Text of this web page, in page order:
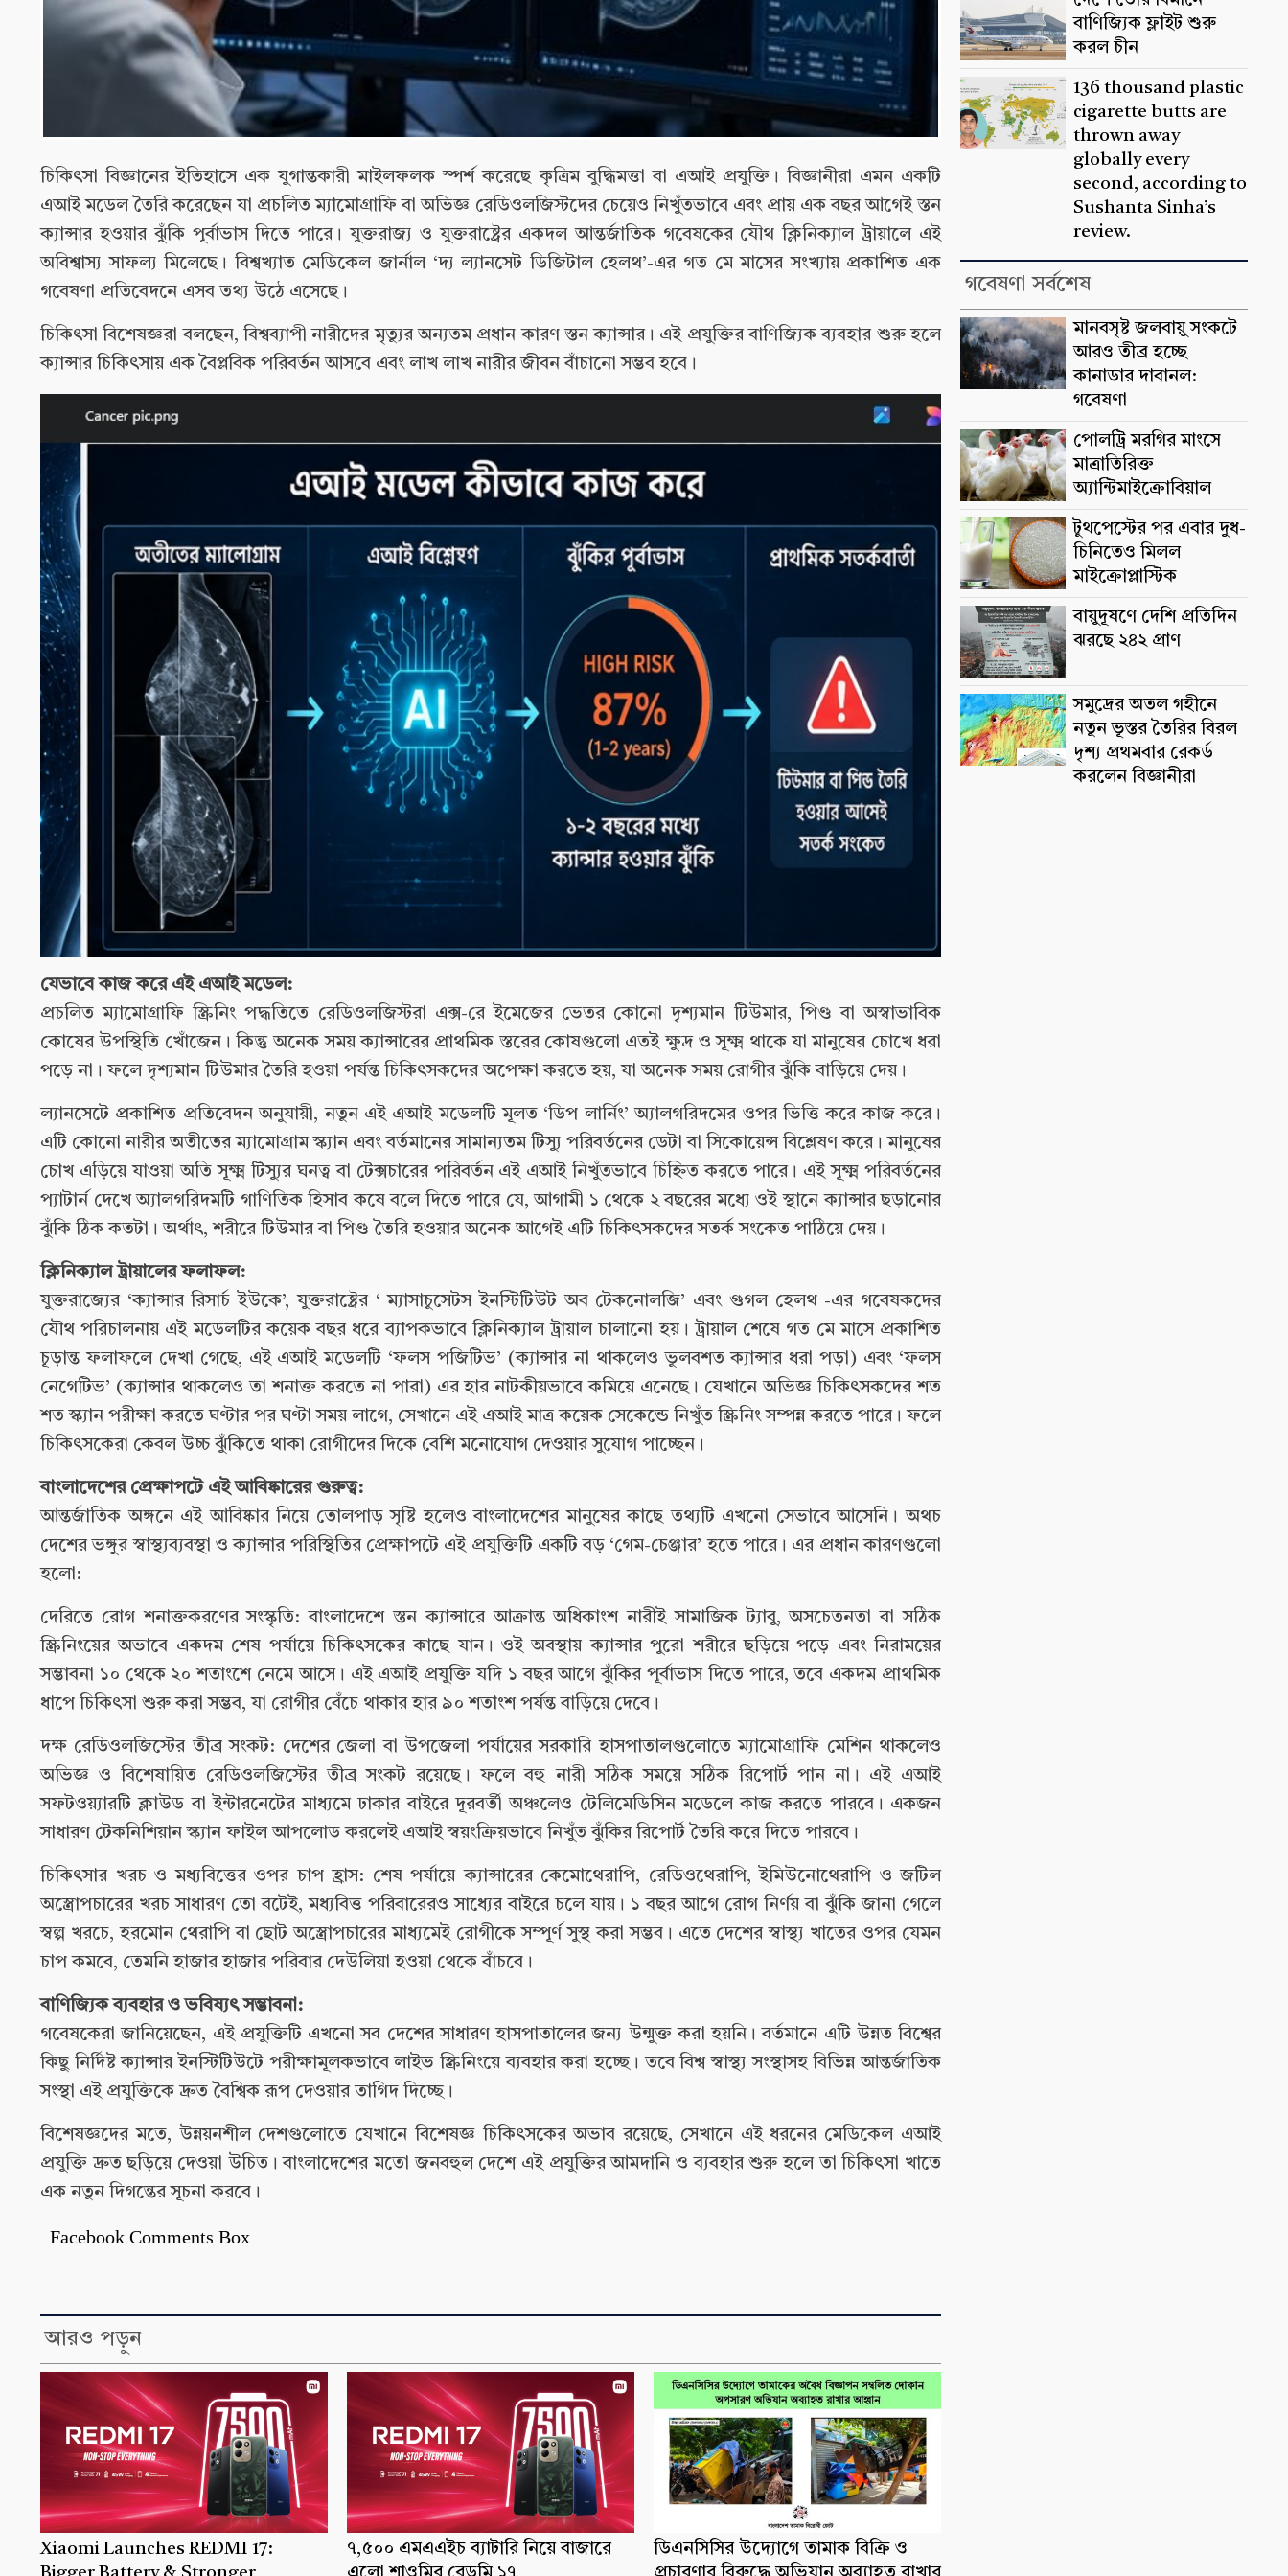
চিকিৎসা বিজ্ঞানের ইতিহাসে এক যুগান্তকারী মাইলফলক স্পর্শ করেছে কৃত্রিম বুদ্ধিমত্তা বা এআই প্রযুক্তি। বিজ্ঞানীরা এমন একটি
এআই মডেল তৈরি করেছেন যা প্রচলিত ম্যামোগ্রাফি বা অভিজ্ঞ রেডিওলজিস্টদের চেয়েও নিখুঁতভাবে এবং প্রায় এক বছর আগেই স্তন
ক্যান্সার হওয়ার ঝুঁকি পূর্বাভাস দিতে পারে। যুক্তরাজ্য ও যুক্তরাষ্ট্রের একদল আন্তর্জাতিক গবেষকের যৌথ ক্লিনিক্যাল ট্রায়ালে এই
অবিশ্বাস্য সাফল্য মিলেছে। বিশ্বখ্যাত মেডিকেল জার্নাল ‘দ্য ল্যানসেট ডিজিটাল হেলথ’-এর গত মে মাসের সংখ্যায় প্রকাশিত এক
গবেষণা প্রতিবেদনে এসব তথ্য উঠে এসেছে।
চিকিৎসা বিশেষজ্ঞরা বলছেন, বিশ্বব্যাপী নারীদের মৃত্যুর অন্যতম প্রধান কারণ স্তন ক্যান্সার। এই প্রযুক্তির বাণিজ্যিক ব্যবহার শুরু হলে
ক্যান্সার চিকিৎসায় এক বৈপ্লবিক পরিবর্তন আসবে এবং লাখ লাখ নারীর জীবন বাঁচানো সম্ভব হবে।
যেভাবে কাজ করে এই এআই মডেল:
প্রচলিত ম্যামোগ্রাফি স্ক্রিনিং পদ্ধতিতে রেডিওলজিস্টরা এক্স-রে ইমেজের ভেতর কোনো দৃশ্যমান টিউমার, পিণ্ড বা অস্বাভাবিক
কোষের উপস্থিতি খোঁজেন। কিন্তু অনেক সময় ক্যান্সারের প্রাথমিক স্তরের কোষগুলো এতই ক্ষুদ্র ও সূক্ষ্ম থাকে যা মানুষের চোখে ধরা
পড়ে না। ফলে দৃশ্যমান টিউমার তৈরি হওয়া পর্যন্ত চিকিৎসকদের অপেক্ষা করতে হয়, যা অনেক সময় রোগীর ঝুঁকি বাড়িয়ে দেয়।
ল্যানসেটে প্রকাশিত প্রতিবেদন অনুযায়ী, নতুন এই এআই মডেলটি মূলত ‘ডিপ লার্নিং’ অ্যালগরিদমের ওপর ভিত্তি করে কাজ করে।
এটি কোনো নারীর অতীতের ম্যামোগ্রাম স্ক্যান এবং বর্তমানের সামান্যতম টিস্যু পরিবর্তনের ডেটা বা সিকোয়েন্স বিশ্লেষণ করে। মানুষের
চোখ এড়িয়ে যাওয়া অতি সূক্ষ্ম টিস্যুর ঘনত্ব বা টেক্সচারের পরিবর্তন এই এআই নিখুঁতভাবে চিহ্নিত করতে পারে। এই সূক্ষ্ম পরিবর্তনের
প্যাটার্ন দেখে অ্যালগরিদমটি গাণিতিক হিসাব কষে বলে দিতে পারে যে, আগামী ১ থেকে ২ বছরের মধ্যে ওই স্থানে ক্যান্সার ছড়ানোর
ঝুঁকি ঠিক কতটা। অর্থাৎ, শরীরে টিউমার বা পিণ্ড তৈরি হওয়ার অনেক আগেই এটি চিকিৎসকদের সতর্ক সংকেত পাঠিয়ে দেয়।
ক্লিনিক্যাল ট্রায়ালের ফলাফল:
যুক্তরাজ্যের ‘ক্যান্সার রিসার্চ ইউকে’, যুক্তরাষ্ট্রের ‘ ম্যাসাচুসেটস ইনস্টিটিউট অব টেকনোলজি’ এবং গুগল হেলথ -এর গবেষকদের
যৌথ পরিচালনায় এই মডেলটির কয়েক বছর ধরে ব্যাপকভাবে ক্লিনিক্যাল ট্রায়াল চালানো হয়। ট্রায়াল শেষে গত মে মাসে প্রকাশিত
চূড়ান্ত ফলাফলে দেখা গেছে, এই এআই মডেলটি ‘ফলস পজিটিভ’ (ক্যান্সার না থাকলেও ভুলবশত ক্যান্সার ধরা পড়া) এবং ‘ফলস
নেগেটিভ’ (ক্যান্সার থাকলেও তা শনাক্ত করতে না পারা) এর হার নাটকীয়ভাবে কমিয়ে এনেছে। যেখানে অভিজ্ঞ চিকিৎসকদের শত
শত স্ক্যান পরীক্ষা করতে ঘণ্টার পর ঘণ্টা সময় লাগে, সেখানে এই এআই মাত্র কয়েক সেকেন্ডে নিখুঁত স্ক্রিনিং সম্পন্ন করতে পারে। ফলে
চিকিৎসকেরা কেবল উচ্চ ঝুঁকিতে থাকা রোগীদের দিকে বেশি মনোযোগ দেওয়ার সুযোগ পাচ্ছেন।
বাংলাদেশের প্রেক্ষাপটে এই আবিষ্কারের গুরুত্ব:
আন্তর্জাতিক অঙ্গনে এই আবিষ্কার নিয়ে তোলপাড় সৃষ্টি হলেও বাংলাদেশের মানুষের কাছে তথ্যটি এখনো সেভাবে আসেনি। অথচ
দেশের ভঙ্গুর স্বাস্থ্যব্যবস্থা ও ক্যান্সার পরিস্থিতির প্রেক্ষাপটে এই প্রযুক্তিটি একটি বড় ‘গেম-চেঞ্জার’ হতে পারে। এর প্রধান কারণগুলো
হলো:
দেরিতে রোগ শনাক্তকরণের সংস্কৃতি: বাংলাদেশে স্তন ক্যান্সারে আক্রান্ত অধিকাংশ নারীই সামাজিক ট্যাবু, অসচেতনতা বা সঠিক
স্ক্রিনিংয়ের অভাবে একদম শেষ পর্যায়ে চিকিৎসকের কাছে যান। ওই অবস্থায় ক্যান্সার পুরো শরীরে ছড়িয়ে পড়ে এবং নিরাময়ের
সম্ভাবনা ১০ থেকে ২০ শতাংশে নেমে আসে। এই এআই প্রযুক্তি যদি ১ বছর আগে ঝুঁকির পূর্বাভাস দিতে পারে, তবে একদম প্রাথমিক
ধাপে চিকিৎসা শুরু করা সম্ভব, যা রোগীর বেঁচে থাকার হার ৯০ শতাংশ পর্যন্ত বাড়িয়ে দেবে।
দক্ষ রেডিওলজিস্টের তীব্র সংকট: দেশের জেলা বা উপজেলা পর্যায়ের সরকারি হাসপাতালগুলোতে ম্যামোগ্রাফি মেশিন থাকলেও
অভিজ্ঞ ও বিশেষায়িত রেডিওলজিস্টের তীব্র সংকট রয়েছে। ফলে বহু নারী সঠিক সময়ে সঠিক রিপোর্ট পান না। এই এআই
সফটওয়্যারটি ক্লাউড বা ইন্টারনেটের মাধ্যমে ঢাকার বাইরে দূরবর্তী অঞ্চলেও টেলিমেডিসিন মডেলে কাজ করতে পারবে। একজন
সাধারণ টেকনিশিয়ান স্ক্যান ফাইল আপলোড করলেই এআই স্বয়ংক্রিয়ভাবে নিখুঁত ঝুঁকির রিপোর্ট তৈরি করে দিতে পারবে।
চিকিৎসার খরচ ও মধ্যবিত্তের ওপর চাপ হ্রাস: শেষ পর্যায়ে ক্যান্সারের কেমোথেরাপি, রেডিওথেরাপি, ইমিউনোথেরাপি ও জটিল
অস্ত্রোপচারের খরচ সাধারণ তো বটেই, মধ্যবিত্ত পরিবারেরও সাধ্যের বাইরে চলে যায়। ১ বছর আগে রোগ নির্ণয় বা ঝুঁকি জানা গেলে
স্বল্প খরচে, হরমোন থেরাপি বা ছোট অস্ত্রোপচারের মাধ্যমেই রোগীকে সম্পূর্ণ সুস্থ করা সম্ভব। এতে দেশের স্বাস্থ্য খাতের ওপর যেমন
চাপ কমবে, তেমনি হাজার হাজার পরিবার দেউলিয়া হওয়া থেকে বাঁচবে।
বাণিজ্যিক ব্যবহার ও ভবিষ্যৎ সম্ভাবনা:
গবেষকেরা জানিয়েছেন, এই প্রযুক্তিটি এখনো সব দেশের সাধারণ হাসপাতালের জন্য উন্মুক্ত করা হয়নি। বর্তমানে এটি উন্নত বিশ্বের
কিছু নির্দিষ্ট ক্যান্সার ইনস্টিটিউটে পরীক্ষামূলকভাবে লাইভ স্ক্রিনিংয়ে ব্যবহার করা হচ্ছে। তবে বিশ্ব স্বাস্থ্য সংস্থাসহ বিভিন্ন আন্তর্জাতিক
সংস্থা এই প্রযুক্তিকে দ্রুত বৈশ্বিক রূপ দেওয়ার তাগিদ দিচ্ছে।
বিশেষজ্ঞদের মতে, উন্নয়নশীল দেশগুলোতে যেখানে বিশেষজ্ঞ চিকিৎসকের অভাব রয়েছে, সেখানে এই ধরনের মেডিকেল এআই
প্রযুক্তি দ্রুত ছড়িয়ে দেওয়া উচিত। বাংলাদেশের মতো জনবহুল দেশে এই প্রযুক্তির আমদানি ও ব্যবহার শুরু হলে তা চিকিৎসা খাতে
এক নতুন দিগন্তের সূচনা করবে।
Facebook Comments Box
আরও পড়ুন
Xiaomi Launches REDMI 17:
৭,৫০০ এমএএইচ ব্যাটারি নিয়ে বাজারে
ডিএনসিসির উদ্যোগে তামাক বিক্রি ও
বাণিজ্যিক ফ্লাইট শুরু
করল চীন
136 thousand plastic
cigarette butts are
thrown away
globally every
second, according to
Sushanta Sinha’s
review.
গবেষণা সর্বশেষ
মানবসৃষ্ট জলবায়ু সংকটে
আরও তীব্র হচ্ছে
কানাডার দাবানল:
গবেষণা
পোলট্রি মরগির মাংসে
মাত্রাতিরিক্ত
অ্যান্টিমাইক্রোবিয়াল
টুথপেস্টের পর এবার দুধ-
চিনিতেও মিলল
মাইক্রোপ্লাস্টিক
বায়ুদূষণে দেশি প্রতিদিন
ঝরছে ২৪২ প্রাণ
সমুদ্রের অতল গহীনে
নতুন ভূস্তর তৈরির বিরল
দৃশ্য প্রথমবার রেকর্ড
করলেন বিজ্ঞানীরা